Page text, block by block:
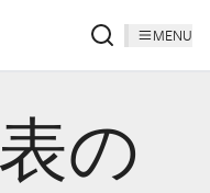
MENU
の